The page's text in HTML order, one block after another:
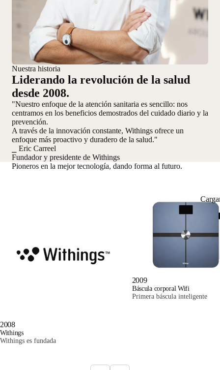
Nuestra historia
Liderando la revolución de la salud
desde 2008.
"Nuestro enfoque de la atención sanitaria es sencillo: nos
centramos en los beneficios demostrados del cuidado diario y la
prevención.
A través de la innovación constante, Withings ofrece un
enfoque más proactivo y duradero de la salud."
⎯ Eric Carreel
Fundador y presidente de Withings
Pioneros en la mejor tecnología, dando forma al futuro.
2008
Withings
Withings es fundada
2009
Báscula corporal Wifi
Primera báscula inteligente